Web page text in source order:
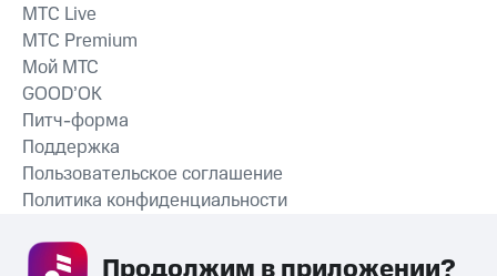
СКАЧАТЬ ПРИЛОЖЕНИЕ
MTС Live
MTС Premium
Мой МТС
GOOD’OK
Питч-форма
Поддержка
Пользовательское соглашение
Политика конфиденциальности